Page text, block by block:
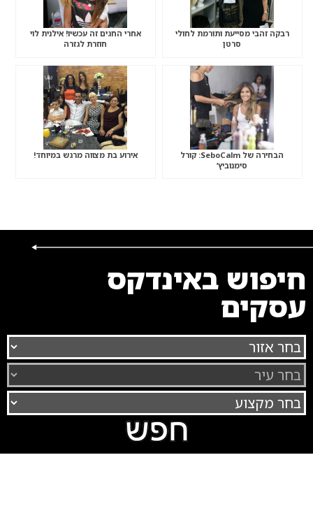
רבקה זהבי מסייעת ותורמת לחולי
סרטן
אחרי החגים זה עכשיו! אילנית לוי
חוזרת לגזרה
הבחירה של SeboCalm: קורל
סימנוביץ’
אירוע בת מצווה מרגש במיוחד!
חיפוש באינדקס
עסקים